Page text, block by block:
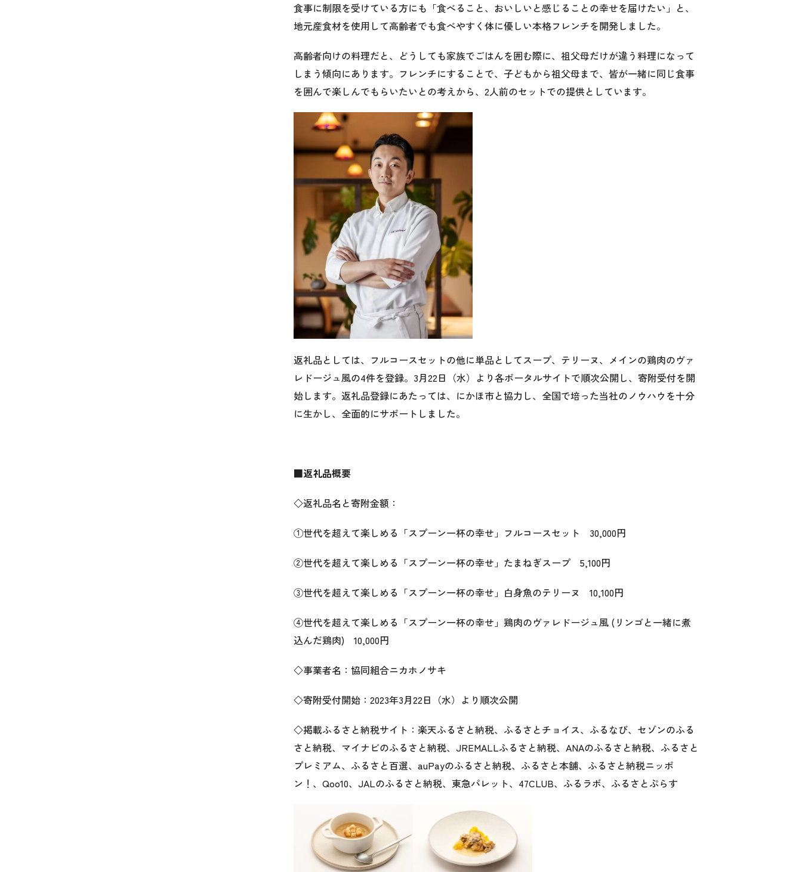
食事に制限を受けている方にも「食べること、おいしいと感じることの幸せを届けたい」と、
地元産食材を使用して高齢者でも食べやすく体に優しい本格フレンチを開発しました。
高齢者向けの料理だと、どうしても家族でごはんを囲む際に、祖父母だけが違う料理になって
しまう傾向にあります。フレンチにすることで、子どもから祖父母まで、皆が一緒に同じ食事
を囲んで楽しんでもらいたいとの考えから、2人前のセットでの提供としています。
返礼品としては、フルコースセットの他に単品としてスープ、テリーヌ、メインの鶏肉のヴァ
レドージュ風の4件を登録。3月22日（水）より各ポータルサイトで順次公開し、寄附受付を開
始します。返礼品登録にあたっては、にかほ市と協力し、全国で培った当社のノウハウを十分
に生かし、全面的にサポートしました。
■返礼品概要
◇返礼品名と寄附金額：
①世代を超えて楽しめる「スプーン一杯の幸せ」フルコースセット 30,000円
②世代を超えて楽しめる「スプーン一杯の幸せ」たまねぎスープ 5,100円
③世代を超えて楽しめる「スプーン一杯の幸せ」白身魚のテリーヌ 10,100円
④世代を超えて楽しめる「スプーン一杯の幸せ」鶏肉のヴァレドージュ風 (リンゴと一緒に煮
込んだ鶏肉) 10,000円
◇事業者名：協同組合ニカホノサキ
◇寄附受付開始：2023年3月22日（水）より順次公開
◇掲載ふるさと納税サイト：楽天ふるさと納税、ふるさとチョイス、ふるなび、セゾンのふる
さと納税、マイナビのふるさと納税、JREMALLふるさと納税、ANAのふるさと納税、ふるさと
プレミアム、ふるさと百選、auPayのふるさと納税、ふるさと本舗、ふるさと納税ニッポ
ン！、Qoo10、JALのふるさと納税、東急パレット、47CLUB、ふるラボ、ふるさとぷらす